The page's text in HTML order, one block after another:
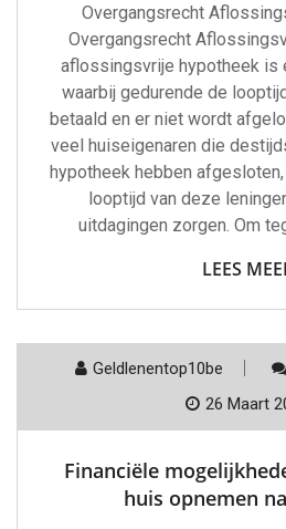
Overgangsrecht
Overgangsrecht
aflossingsvrije hypotheek is
waarbij gedurende de
betaald en er niet wordt
veel huiseigenaren die
hypotheek hebben
looptijd van deze
uitdagingen zorgen. Om
LEES
Geldlenentop10be
26 Maart
Financiële
huis opnemen